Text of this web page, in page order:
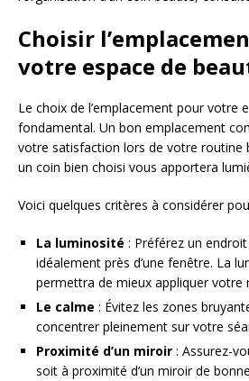
Choisir
votre espace de
Le choix de l’emplacement pour votre
fondamental. Un bon emplacement
votre satisfaction lors de votre routine
un coin bien choisi vous apportera
Voici quelques critères à considérer
La luminosité : Préférez un
idéalement près d’une fenêtre. La
permettra de mieux appliquer votre
Le calme : Évitez les zones
concentrer pleinement sur votre
Proximité d’un miroir : Assurez-
soit à proximité d’un miroir de